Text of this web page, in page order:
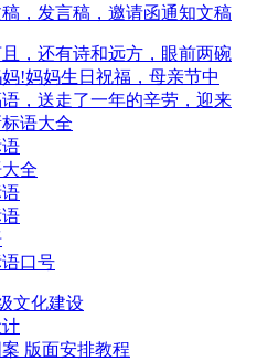
，发言稿，邀请函通知文稿
，还有诗和远方，眼前两碗
!妈妈生日祝福，母亲节中
，送走了一年的辛劳，迎来
语大全
全
口号
文化建设
版面安排教程